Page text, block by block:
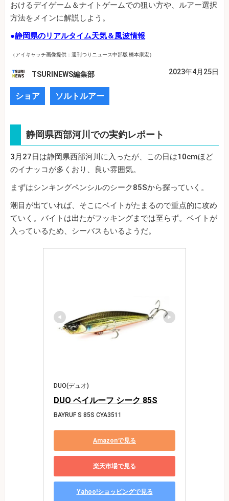
おけるデイゲーム＆ナイトゲームでの狙い方や、ルアー選択
方法をメインに解説しよう。
●静岡県のリアルタイム天気＆風波情報
（アイキャッチ画像提供：週刊つりニュース中部版 橋本康宏）
TSURINEWS編集部 2023年4月25日
ショア ソルトルアー
静岡県西部河川での実釣レポート
3月27日は静岡県西部河川に入ったが、この日は10cmほど
のイナッコが多くおり、良い雰囲気。
まずはシンキングペンシルのシーク85Sから探っていく。
潮目が出ていれば、そこにベイトがたまるので重点的に攻め
ていく。バイトは出たがフッキングまでは至らず。ベイトが
入っているため、シーバスもいるようだ。
DUO(デュオ)
DUO ベイルーフ シーク 85S
BAYRUF S 85S CYA3511
Amazonで見る
楽天市場で見る
Yahoo!ショッピングで見る